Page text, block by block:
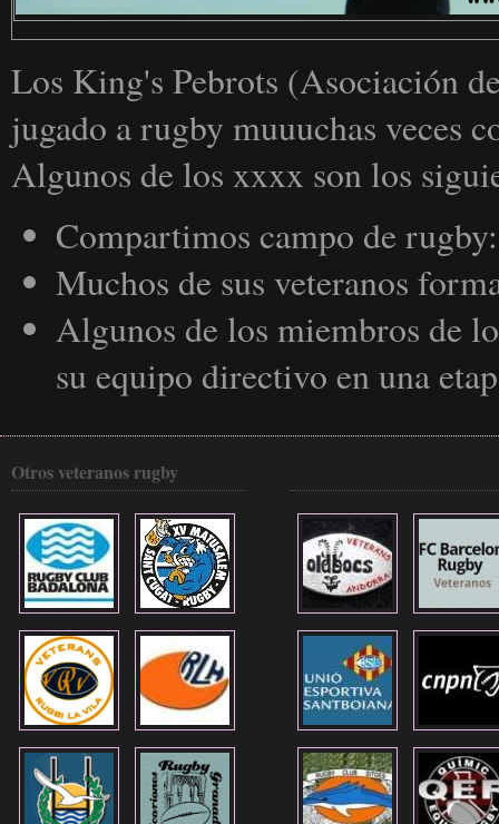
Los King's Pebrots (Asociación
jugado a rugby muuuchas veces
Algunos de los xxxx son los
Compartimos campo de
Muchos de sus veteranos
Algunos de los miembros de
su equipo directivo en una
Otros veteranos rugby